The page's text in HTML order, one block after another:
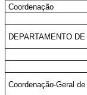
Coordenação
DEPARTAMENTO
Coordenação-Geral